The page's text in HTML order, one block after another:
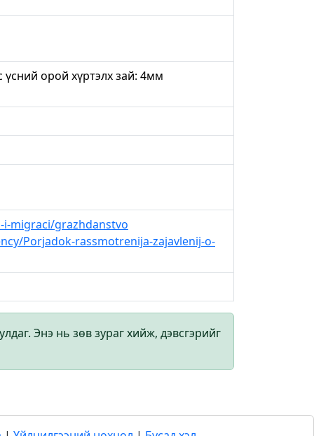
үсний орой хүртэлх зай: 4мм
migraci/grazhdanstvo
Porjadok-rassmotrenija-zajavlenij-o-
Энэ нь зөв зураг хийж, дэвсгэрийг